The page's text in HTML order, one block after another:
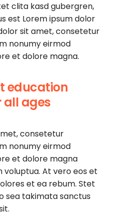
clita kasd gubergren,
est Lorem ipsum dolor
sit amet, consetetur
nonumy eirmod
et dolore magna.
education
ages
consetetur
nonumy eirmod
et dolore magna
voluptua. At vero eos et
et ea rebum. Stet
sea takimata sanctus